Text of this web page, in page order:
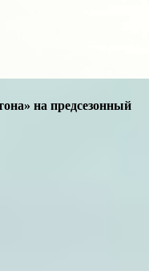
на предсезонный